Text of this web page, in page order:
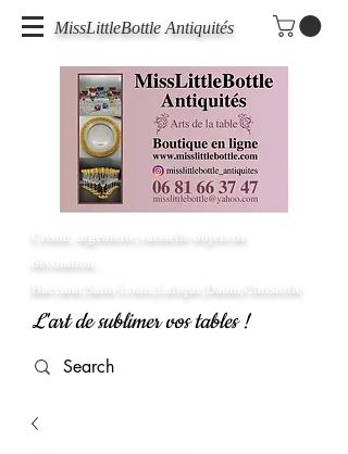
MissLittleBottle Antiquités
Cristal, argenterie,vaisselle objets de
décoration...
Baccarat,Saint Louis,Lalique,Daum,Christofle
L'art de sublimer vos tables !